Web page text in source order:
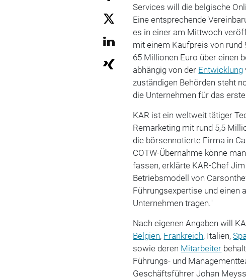
Services will die belgische
Eine entsprechende
es in einer am Mittwoch
mit einem Kaufpreis von rund
65 Millionen Euro über einen
abhängig von der Entwicklung
zuständigen Behörden steht
die Unternehmen für das
KAR ist ein weltweit tätiger
Remarketing mit rund 5,5
die börsennotierte Firma in
COTW-Übernahme könne
fassen, erklärte KAR-Chef
Betriebsmodell von
Führungsexpertise und einen
Unternehmen tragen."
Nach eigenen Angaben will
Belgien, Frankreich, Italien,
sowie deren Mitarbeiter
Führungs- und
Geschäftsführer Johan